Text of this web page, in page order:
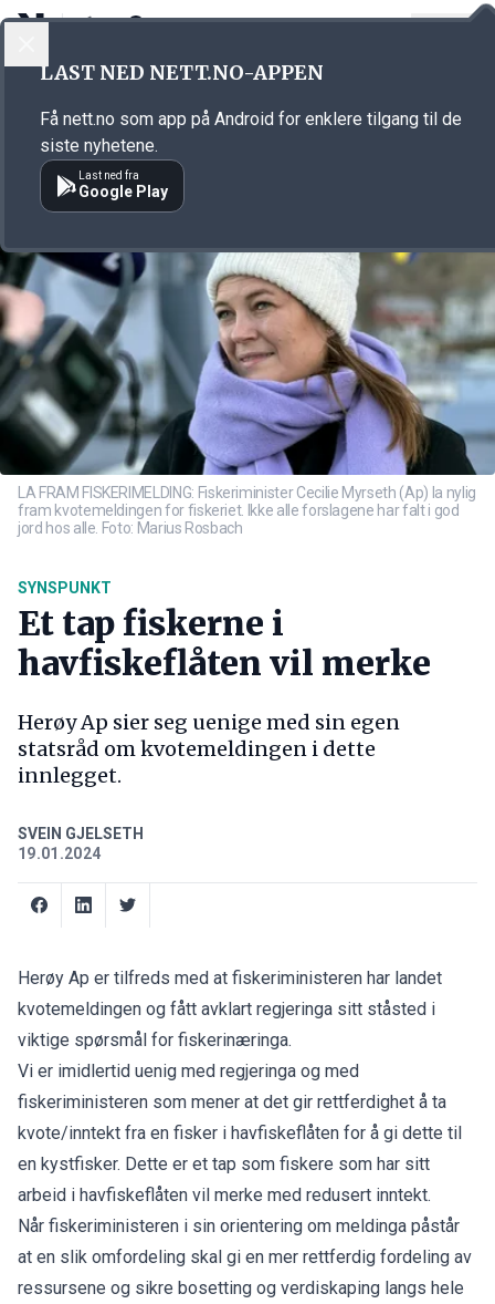
Annonsørinnhold
LA FRAM FISKERIMELDING: Fiskeriminister Cecilie Myrseth (Ap) la nylig
fram kvotemeldingen for fiskeriet. Ikke alle forslagene har falt i god
jord hos alle. Foto: Marius Rosbach
SYNSPUNKT
Et tap fiskerne i
havfiskeflåten vil merke
Herøy Ap sier seg uenige med sin egen
statsråd om kvotemeldingen i dette
innlegget.
SVEIN GJELSETH
19.01.2024
Herøy Ap er tilfreds med at fiskeriministeren har landet
kvotemeldingen og fått avklart regjeringa sitt ståsted i
viktige spørsmål for fiskerinæringa.
Vi er imidlertid uenig med regjeringa og med
fiskeriministeren som mener at det gir rettferdighet å ta
kvote/inntekt fra en fisker i havfiskeflåten for å gi dette til
en kystfisker. Dette er et tap som fiskere som har sitt
arbeid i havfiskeflåten vil merke med redusert inntekt.
Når fiskeriministeren i sin orientering om meldinga påstår
at en slik omfordeling skal gi en mer rettferdig fordeling av
ressursene og sikre bosetting og verdiskaping langs hele
LAST NED NETT.NO-APPEN
Få nett.no som app på Android for enklere tilgang til de
siste nyhetene.
Last ned fra
Google Play